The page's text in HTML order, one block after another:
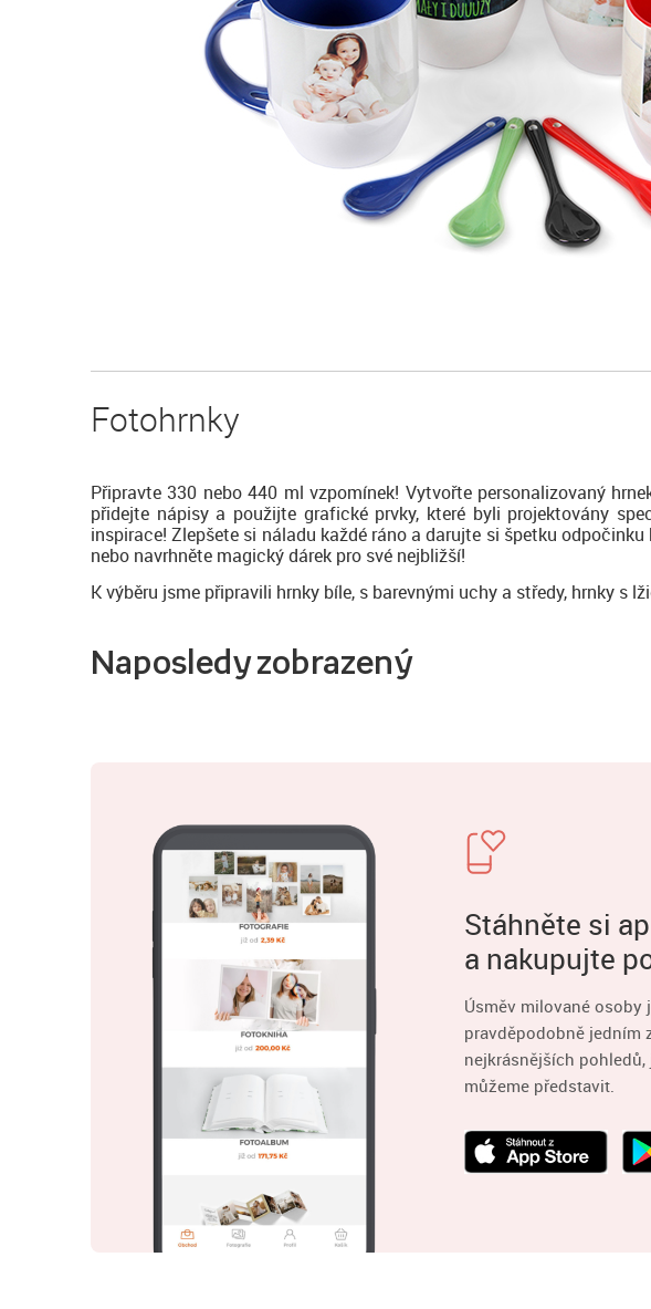
Fotohrnky
Připravte 330 nebo 440 ml vzpomínek! Vytvořte personalizovaný
přidejte nápisy a použijte grafické prvky, které byli projektovány
inspirace! Zlepšete si náladu každé ráno a darujte si špetku
nebo navrhněte magický dárek pro své nejbližší!
K výběru jsme připravili hrnky bíle, s barevnými uchy a středy, hrnky s
Naposledy zobrazený
Stáhněte si
a nakupujte
Úsměv milované osoby
pravděpodobně jedním
nejkrásnějších pohledů,
můžeme představit.